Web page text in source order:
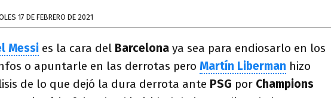
17 DE FEBRERO DE 2021
Messi es la cara del Barcelona ya sea para endiosarlo en los
o apuntarle en las derrotas pero Martín Liberman hizo
de lo que dejó la dura derrota ante PSG por Champions